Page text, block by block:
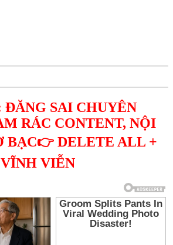
ĐĂNG SAI CHUYÊN
RÁC CONTENT, NỘI
BẠC👉 DELETE ALL +
VIỄN